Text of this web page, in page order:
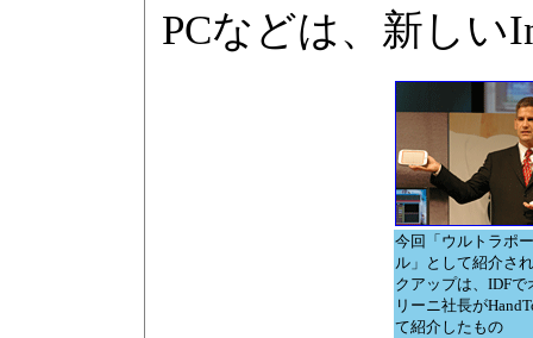
PCなどは、新しい
今回「ウルトラポ
ル」として紹介さ
クアップは、IDFで
リーニ社長が
て紹介したもの